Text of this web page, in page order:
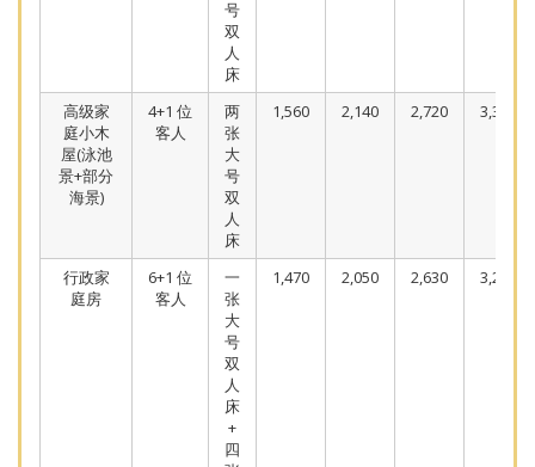
号
双
人
床
高级家
庭小木
屋(泳池
景+部分
海景)
4+1 位
客人
两
张
大
号
双
人
床
1,560 2,140 2,720 3,300
行政家
庭房
6+1 位
客人
一
张
大
号
双
人
床
+
四
1,470 2,050 2,630 3,210